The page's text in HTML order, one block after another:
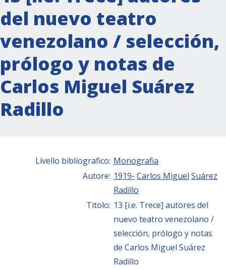
del nuevo teatro
venezolano / selección,
prólogo y notas de
Carlos Miguel Suárez
Radillo
Livello bibliografico: Monografia
Autore: 1919- Carlos Miguel Suárez
Radillo
Titolo: 13 [i.e. Trece] autores del
nuevo teatro venezolano /
selección, prólogo y notas
de Carlos Miguel Suárez
Radillo